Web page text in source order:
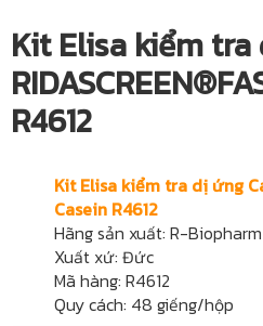
Kit Elisa kiểm
R4612
Kit Elisa kiểm tra dị ứng
Casein R4612
Hãng sản xuất: R-Biopharm
Xuất xứ: Đức
Mã hàng: R4612
Quy cách: 48 giếng/hộp